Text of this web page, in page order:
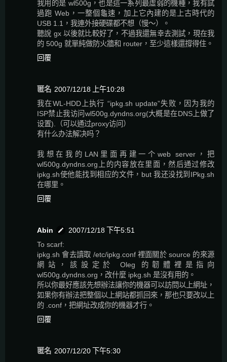
我用的是 wl500g，也是這一系列最虛弱的機種，我有試
過跑 Web，一整個龜速，加上它內建的是上古時代的
USB 1.1，我連外接硬碟都不想（慢～）。
聽說 gx 以後就比較好了，不過我還無幸去測試，現在我
的 500g 就單純做防火牆和 router，至少這樣還撐得住。
回覆
匿名 2007/12/18 上午10:28
我在WL-HDD上执行 “ipkg.sh update”失败，因为我的
ISP禁止我访问wl500g.dyndns.org(大概是在DNS上做了
设置).（可以通过proxy访问）
有什么办法解决吗？
我想在我的LAN里面再建一个web server，把
wl500g.dyndns.org上的内容放在里面，然后通过修改
ipkg.sh使他能找到相应的文件，but 我还没找到IPkg.sh
在哪里。
回覆
Abin
2007/12/18 下午5:51
To scarf:
ipkg.sh 會去讀取 /etc/ipkg.conf 裡面關於 source 的來源
網站，該設定於 Oleg 的韌體裡是指向
wl500g.dyndns.org，改什麼 ipkg.sh 是沒有用的。
所以你最好應該先想辦法讓你的機器可以訪問以上網址，
如果你有辦法把整個以上網站都抓回來，那也只要改以上
的 .conf，把網址改成你的機器才行。
回覆
匿名 2007/12/20 下午5:30